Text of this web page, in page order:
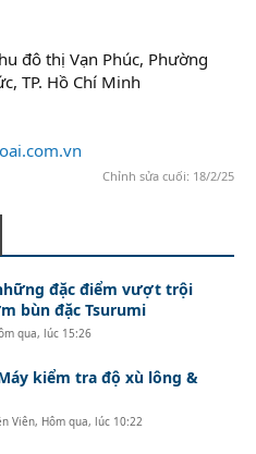
đô thị Vạn Phúc, Phường
TP. Hồ Chí Minh
Chỉnh sửa cuối: 18/2/25
đặc điểm vượt trội
bùn đặc Tsurumi
qua, lúc 15:26
Máy kiểm tra độ xù lông &
Viên, Hôm qua, lúc 10:22